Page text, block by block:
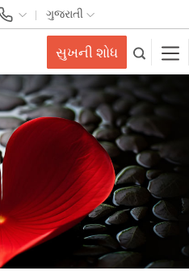
ગુજરાતી
સુખની શોધ